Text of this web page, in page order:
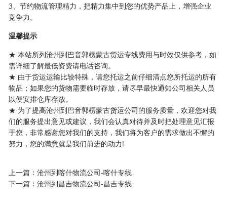
3、节约物流管理精力，把精力集中到您的优势产品上，增强企业
竞争力。
温馨提示
★ 本站所列沧州到巴音郭楞蒙古货运专线费用与时效仅供参考，如
需详细了解最低资费请电话咨询。
★ 由于货运运输比较特殊，请您托运之前仔细清点您所托运的所有
物品；如果您的货物需要临时存放，请尽早最快通知公司相关人员
以便安排仓库存放。
★ 为了提高沧州到巴音郭楞蒙古货运公司的服务质量，欢迎您对我
们的服务提出意见或建议，我们会认真对待并及时把处理意见汇报
于您，非常感谢您对我们的支持，我们将为客户的需求做出不懈的
努力，您的满意就是我们前进的动力!
上一篇：沧州到喀什物流公司-喀什专线
下一篇：沧州到昌吉物流公司-昌吉专线